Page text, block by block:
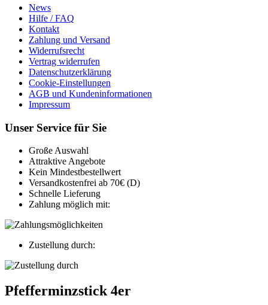
News
Hilfe / FAQ
Kontakt
Zahlung und Versand
Widerrufsrecht
Vertrag widerrufen
Datenschutzerklärung
Cookie-Einstellungen
AGB und Kundeninformationen
Impressum
Unser Service für Sie
Große Auswahl
Attraktive Angebote
Kein Mindestbestellwert
Versandkostenfrei ab 70€ (D)
Schnelle Lieferung
Zahlung möglich mit:
Zustellung durch:
Pfefferminzstick 4er